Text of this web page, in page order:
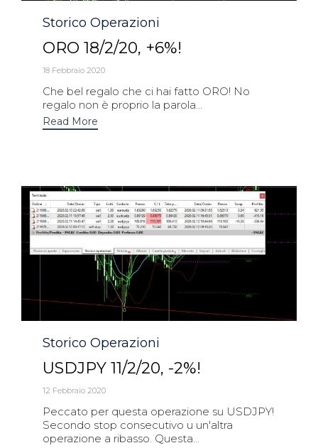
Category
Storico Operazioni
ORO 18/2/20, +6%!
18 Febbraio 2020
Che bel regalo che ci hai fatto ORO! No
regalo non è proprio la parola...
Read More
Category
Storico Operazioni
USDJPY 11/2/20, -2%!
12 Febbraio 2020
Peccato per questa operazione su USDJPY!
Secondo stop consecutivo u un'altra
operazione a ribasso. Questa...